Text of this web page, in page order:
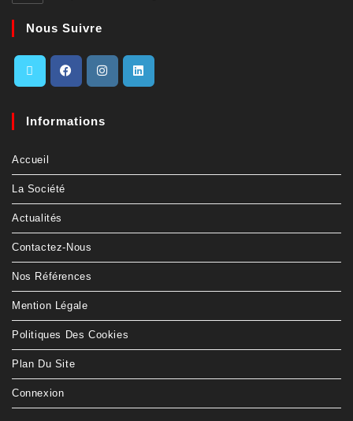
Nous Suivre
Informations
Accueil
La Société
Actualités
Contactez-Nous
Nos Références
Mention Légale
Politiques Des Cookies
Plan Du Site
Connexion